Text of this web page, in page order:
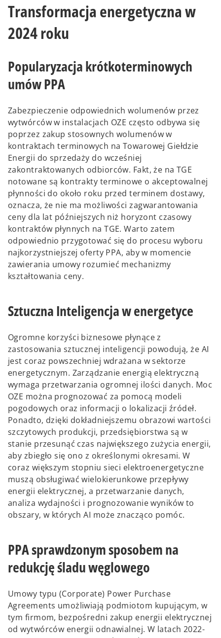
Transformacja energetyczna w
2024 roku
Popularyzacja krótkoterminowych
umów PPA
Zabezpieczenie odpowiednich wolumenów przez
wytwórców w instalacjach OZE często odbywa się
poprzez zakup stosownych wolumenów w
kontraktach terminowych na Towarowej Giełdzie
Energii do sprzedaży do wcześniej
zakontraktowanych odbiorców. Fakt, że na TGE
notowane są kontrakty terminowe o akceptowalnej
płynności do około roku przed terminem dostawy,
oznacza, że nie ma możliwości zagwarantowania
ceny dla lat późniejszych niż horyzont czasowy
kontraktów płynnych na TGE. Warto zatem
odpowiednio przygotować się do procesu wyboru
najkorzystniejszej oferty PPA, aby w momencie
zawierania umowy rozumieć mechanizmy
kształtowania ceny.
Sztuczna Inteligencja w energetyce
Ogromne korzyści biznesowe płynące z
zastosowania sztucznej inteligencji powodują, że AI
jest coraz powszechniej wdrażana w sektorze
energetycznym. Zarządzanie energią elektryczną
wymaga przetwarzania ogromnej ilości danych. Moc
OZE można prognozować za pomocą modeli
pogodowych oraz informacji o lokalizacji źródeł.
Ponadto, dzięki dokładniejszemu obrazowi wartości
szczytowych produkcji, przedsiębiorstwa są w
stanie przesunąć czas największego zużycia energii,
aby zbiegło się ono z określonymi okresami. W
coraz większym stopniu sieci elektroenergetyczne
muszą obsługiwać wielokierunkowe przepływy
energii elektrycznej, a przetwarzanie danych,
analiza wydajności i prognozowanie wyników to
obszary, w których AI może znacząco pomóc.
PPA sprawdzonym sposobem na
redukcję śladu węglowego
Umowy typu (Corporate) Power Purchase
Agreements umożliwiają podmiotom kupującym, w
tym firmom, bezpośredni zakup energii elektrycznej
od wytwórców energii odnawialnej. W latach 2022-